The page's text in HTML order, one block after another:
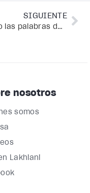
SIGUIENTE
Cómo las palabras de afirmación pueden cambiar el juego de tu relación para siempre
nosotros
somos
Lakhiani